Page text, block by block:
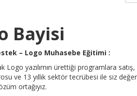
Bayisi
– Logo Muhasebe Eğitimi :
Logo yazılımın ürettiği programlara satış,
ve 13 yıllık sektör tecrübesi ile siz
ortağıyız.